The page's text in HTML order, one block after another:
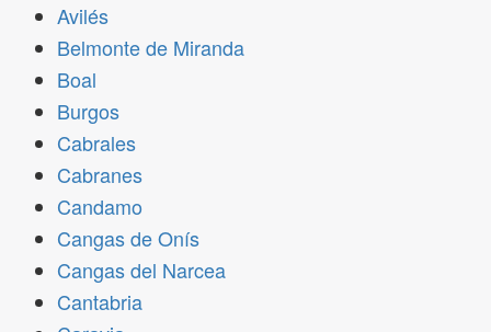
Avilés
Belmonte de Miranda
Boal
Burgos
Cabrales
Cabranes
Candamo
Cangas de Onís
Cangas del Narcea
Cantabria